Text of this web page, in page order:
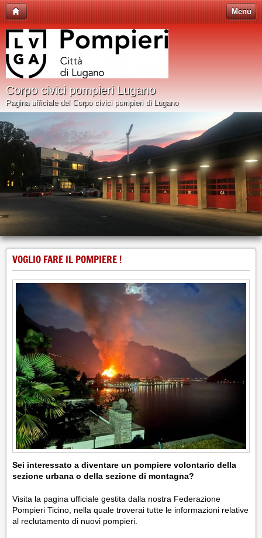
Menu
Corpo civici pompieri Lugano
Pagina ufficiale del Corpo civici pompieri di Lugano
VOGLIO FARE IL POMPIERE !
Sei interessato a diventare un pompiere volontario della
sezione urbana o della sezione di montagna?
Visita la pagina ufficiale gestita dalla nostra Federazione
Pompieri Ticino, nella quale troverai tutte le informazioni relative
al reclutamento di nuovi pompieri.